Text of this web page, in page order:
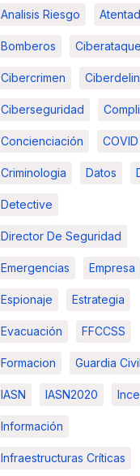
Analisis Riesgo
Bomberos Ciberataque
Cibercrimen
Ciberseguridad
Concienciación COVID
Criminologia Datos
Detective
Director De Seguridad
Emergencias Empresa
Espionaje Estrategia
Evacuación FFCCSS
Formacion Guardia Civil
IASN IASN2020
Información
Infraestructuras Críticas